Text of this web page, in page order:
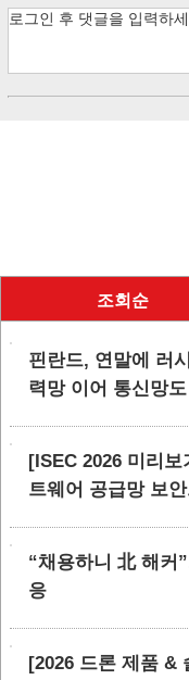
조회순
핀란드, 연말에 러
력망 이어 통신망
[ISEC 2026 미리
트웨어 공급망 보
“채용하니 北 해커
응
[2026 드론 제품 &